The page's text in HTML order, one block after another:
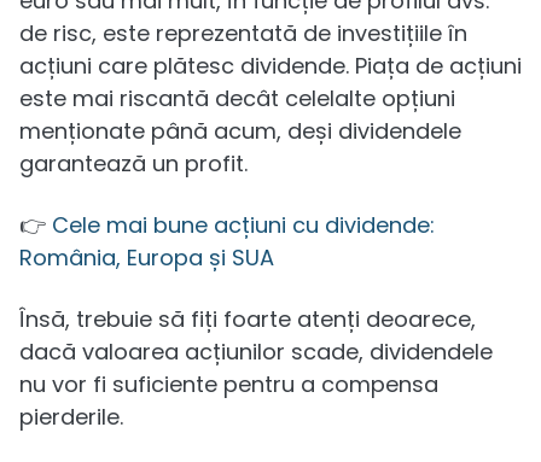
de risc, este reprezentată de investițiile în
acțiuni care plătesc dividende. Piața de acțiuni
este mai riscantă decât celelalte opțiuni
menționate până acum, deși dividendele
garantează un profit.
👉 Cele mai bune acțiuni cu dividende:
România, Europa și SUA
Însă, trebuie să fiți foarte atenți deoarece,
dacă valoarea acțiunilor scade, dividendele
nu vor fi suficiente pentru a compensa
pierderile.